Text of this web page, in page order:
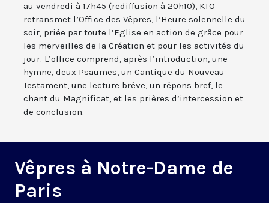
au vendredi à 17h45 (rediffusion à 20h10), KTO
retransmet l’Office des Vêpres, l’Heure solennelle du
soir, priée par toute l’Eglise en action de grâce pour
les merveilles de la Création et pour les activités du
jour. L’office comprend, après l’introduction, une
hymne, deux Psaumes, un Cantique du Nouveau
Testament, une lecture brève, un répons bref, le
chant du Magnificat, et les prières d’intercession et
de conclusion.
Vêpres à Notre-Dame de
Paris